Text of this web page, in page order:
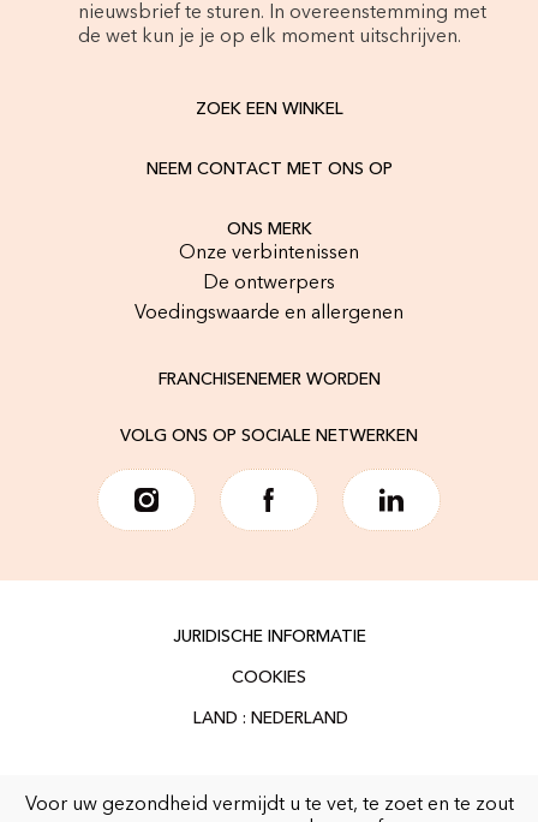
nieuwsbrief te sturen. In overeenstemming met
de wet kun je je op elk moment uitschrijven.
ZOEK EEN WINKEL
NEEM CONTACT MET ONS OP
ONS MERK
Onze verbintenissen
De ontwerpers
Voedingswaarde en allergenen
FRANCHISENEMER WORDEN
VOLG ONS OP SOCIALE NETWERKEN
JURIDISCHE INFORMATIE
COOKIES
Voor uw gezondheid vermijdt u te vet, te zoet en te zout